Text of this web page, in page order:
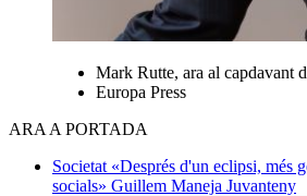
Mark Rutte, ara al capdavant
Europa Press
ARA A PORTADA
Societat «Després d'un eclipsi, més
socials» Guillem Maneja Juvanteny